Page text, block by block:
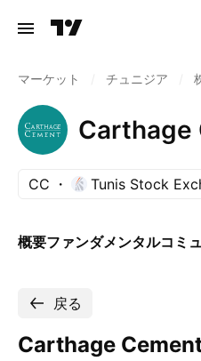
マーケット チュニジア
Carthage
CC Tunis Stock
概要ファンダメンタルコミ
戻る
Carthage